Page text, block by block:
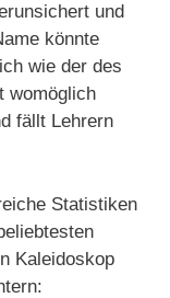
und
könnte
wie der des
womöglich
fällt Lehrern
Statistiken
Kaleidoskop